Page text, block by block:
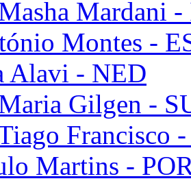
Mardani
Montes -
Alavi - NED
Gilgen -
Francisco
Martins -